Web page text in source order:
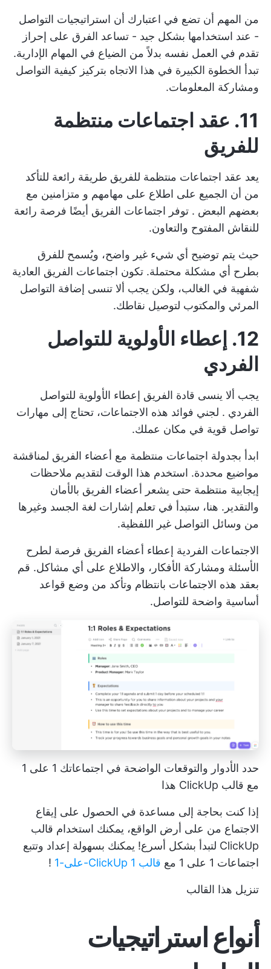
من المهم أن تضع في اعتبارك أن استراتيجيات التواصل
- عند استخدامها بشكل جيد - تساعد الفرق على إحراز
تقدم في العمل نفسه بدلاً من الضياع في المهام الإدارية.
تبدأ الخطوة الكبيرة في هذا الاتجاه بتركيز كيفية التواصل
ومشاركة المعلومات.
11. عقد اجتماعات منتظمة
للفريق
يعد عقد اجتماعات منتظمة للفريق طريقة رائعة للتأكد
من أن الجميع على اطلاع على مهامهم و متزامنين مع
بعضهم البعض . توفر اجتماعات الفريق أيضًا فرصة رائعة
للنقاش المفتوح والتعاون.
حيث يتم توضيح أي شيء غير واضح، ويُسمح للفرق
بطرح أي مشكلة محتملة. تكون اجتماعات الفريق العادية
شفهية في الغالب، ولكن يجب ألا تنسى إضافة التواصل
المرئي والمكتوب لتوصيل نقاطك.
12. إعطاء الأولوية للتواصل
الفردي
يجب ألا ينسى قادة الفريق إعطاء الأولوية للتواصل
الفردي . لجني فوائد هذه الاجتماعات، تحتاج إلى مهارات
تواصل قوية في مكان عملك.
ابدأ بجدولة اجتماعات منتظمة مع أعضاء الفريق لمناقشة
مواضيع محددة. استخدم هذا الوقت لتقديم ملاحظات
إيجابية منتظمة حتى يشعر أعضاء الفريق بالأمان
والتقدير. هنا، ستبدأ في تعلم إشارات لغة الجسد وغيرها
من وسائل التواصل غير اللفظية.
الاجتماعات الفردية إعطاء أعضاء الفريق فرصة لطرح
الأسئلة ومشاركة الأفكار، والاطلاع على أي مشاكل. قم
بعقد هذه الاجتماعات بانتظام وتأكد من وضع قواعد
أساسية واضحة للتواصل.
حدد الأدوار والتوقعات الواضحة في اجتماعاتك 1 على 1
مع قالب ClickUp هذا
إذا كنت بحاجة إلى مساعدة في الحصول على إيقاع
الاجتماع من على أرض الواقع، يمكنك استخدام قالب
ClickUp لتبدأ بشكل أسرع! يمكنك بسهولة إعداد وتتبع
اجتماعات 1 على 1
مع قالب ClickUp 1-على-1 !
تنزيل هذا القالب
أنواع استراتيجيات